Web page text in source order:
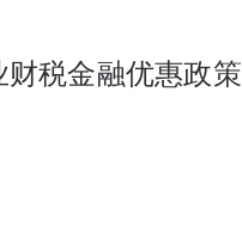
税金融优惠政策